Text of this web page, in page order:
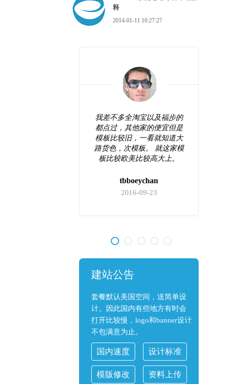
释
2014-01-11 10:27:27
我差不多全淘宝以及福步的
都点过，其他家的便宜但是
模板比较旧，一看就知道大
路货色，次模板。 就这家模
板比较欧美比较高大上。
tbboeychan
2016-09-23
建站公告
套餐默认美国空间，送简单设
计。因此国内有些地方有时会
打开比较慢，logo和banner设计
不包满意为止。
国内速度 设计标准
模版修改 资料上传